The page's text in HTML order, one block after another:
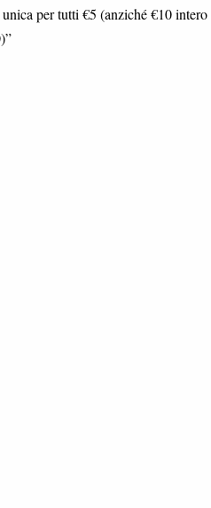
per tutti €5 (anziché €10 intero